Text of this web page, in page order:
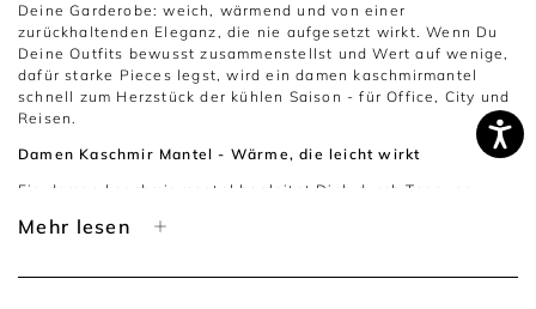
Deine Garderobe: weich, wärmend und von einer
zurückhaltenden Eleganz, die nie aufgesetzt wirkt. Wenn Du
Deine Outfits bewusst zusammenstellst und Wert auf wenige,
dafür starke Pieces legst, wird ein damen kaschmirmantel
schnell zum Herzstück der kühlen Saison - für Office, City und
Reisen.
Damen Kaschmir Mantel - Wärme, die leicht wirkt
Ein damen kaschmir mantel begleitet Dich durch Tage, an
möchtest. Kaschmir wirkt edel, ohne laut zu sein, und passt
einem Blazer, einem Strickkleid oder einem
Mehr lesen